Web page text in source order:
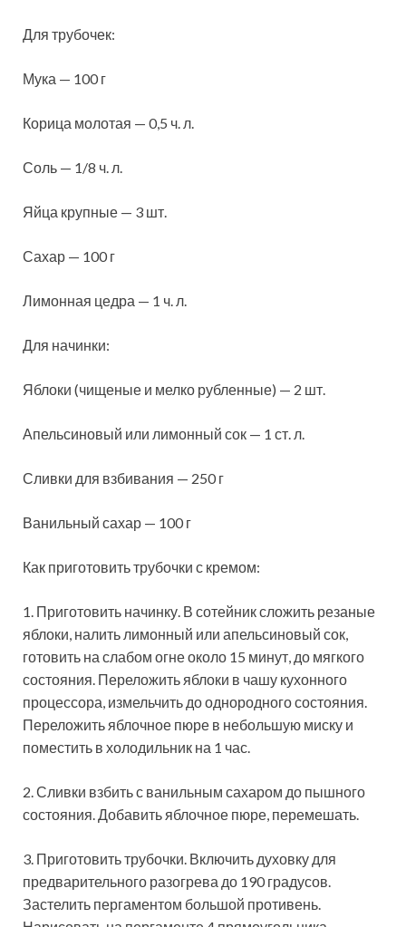
Для трубочек:
Мука — 100 г
Корица молотая — 0,5 ч. л.
Соль — 1/8 ч. л.
Яйца крупные — 3 шт.
Сахар — 100 г
Лимонная цедра — 1 ч. л.
Для начинки:
Яблоки (чищеные и мелко рубленные) — 2 шт.
Апельсиновый или лимонный сок — 1 ст. л.
Сливки для взбивания — 250 г
Ванильный сахар — 100 г
Как приготовить трубочки с кремом:
1. Приготовить начинку. В сотейник сложить резаные
яблоки, налить лимонный или апельсиновый сок,
готовить на слабом огне около 15 минут, до мягкого
состояния. Переложить яблоки в чашу кухонного
процессора, измельчить до однородного состояния.
Переложить яблочное пюре в небольшую миску и
поместить в холодильник на 1 час.
2. Сливки взбить с ванильным сахаром до пышного
состояния. Добавить яблочное пюре, перемешать.
3. Приготовить трубочки. Включить духовку для
предварительного разогрева до 190 градусов.
Застелить пергаментом большой противень.